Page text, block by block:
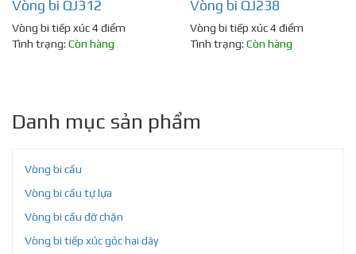
Vòng bi QJ312
Vòng bi tiếp xúc 4 điểm
Tình trạng: Còn hàng
Vòng bi QJ238
Vòng bi tiếp xúc 4 điểm
Tình trạng: Còn hàng
Danh mục sản phẩm
Vòng bi cầu
Vòng bi cầu tự lựa
Vòng bi cầu đỡ chặn
Vòng bi tiếp xúc góc hai dãy